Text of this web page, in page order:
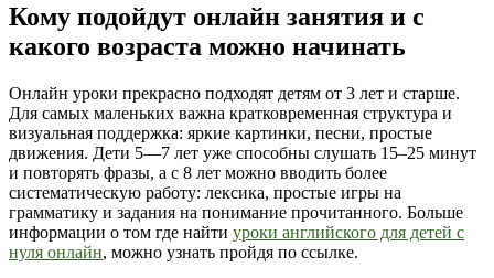
Кому подойдут онлайн занятия и с
какого возраста можно начинать
Онлайн уроки прекрасно подходят детям от 3 лет и старше.
Для самых маленьких важна кратковременная структура и
визуальная поддержка: яркие картинки, песни, простые
движения. Дети 5—7 лет уже способны слушать 15–25 минут
и повторять фразы, а с 8 лет можно вводить более
систематическую работу: лексика, простые игры на
грамматику и задания на понимание прочитанного. Больше
информации о том где найти уроки английского для детей с
нуля онлайн, можно узнать пройдя по ссылке.